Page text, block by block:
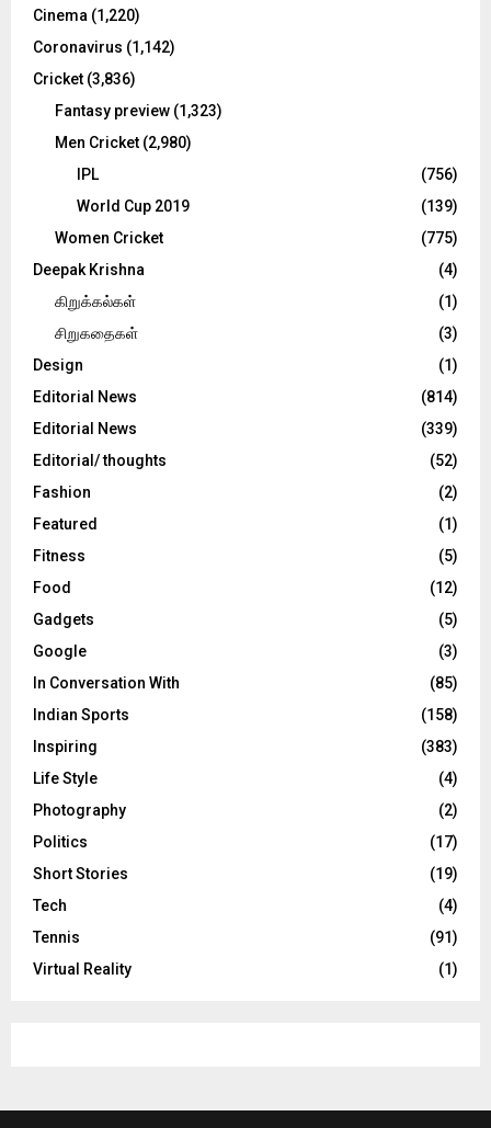
Cinema (1,220)
Coronavirus (1,142)
Cricket (3,836)
Fantasy preview (1,323)
Men Cricket (2,980)
IPL
(756)
World Cup 2019
(139)
Women Cricket
(775)
Deepak Krishna
(4)
கிறுக்கல்கள்
(1)
சிறுகதைகள்
(3)
Design
(1)
Editorial News
(814)
Editorial News
(339)
Editorial/ thoughts
(52)
Fashion
(2)
Featured
(1)
Fitness
(5)
Food
(12)
Gadgets
(5)
Google
(3)
In Conversation With
(85)
Indian Sports
(158)
Inspiring
(383)
Life Style
(4)
Photography
(2)
Politics
(17)
Short Stories
(19)
Tech
(4)
Tennis
(91)
Virtual Reality
(1)